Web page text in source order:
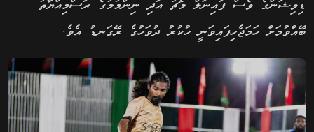
ޑިވިޝަންގެ ވެސް ފައިނަލް މެޗު އަދި ނިންމުމުގެ ރަސްމިއްޔާތު
ބޭއްވުމަށް ހަމަޖެހިފައިވަނީ ހުކުރު ދުވަހުގެ ރޭގަނޑު އެވެ.